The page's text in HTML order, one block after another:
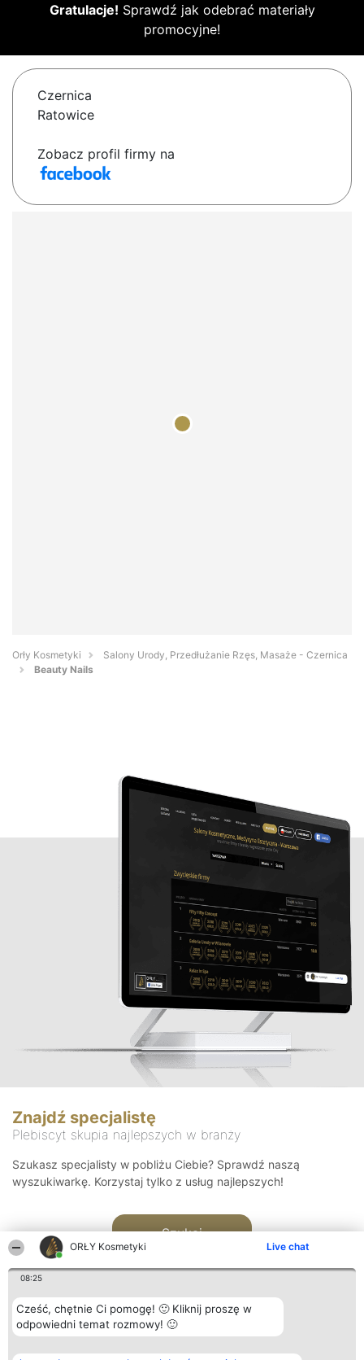
ORŁY Kosmetyki Live chat
08:25
Cześć, chętnie Ci pomogę! 🙂 Kliknij proszę w
odpowiedni temat rozmowy! 🙂
Gratulacje! Sprawdź jak odebrać materiały
promocyjne!
Czernica
Ratowice
Zobacz profil firmy na
Orły Kosmetyki
Salony Urody, Przedłużanie Rzęs, Masaże - Czernica
Beauty Nails
Znajdź specjalistę
Plebiscyt skupia najlepszych w branży
Szukasz specjalisty w pobliżu Ciebie? Sprawdź naszą
wyszukiwarkę. Korzystaj tylko z usług najlepszych!
Szukaj
Organizator plebiscytu Plebiscyt Blog Kontakt